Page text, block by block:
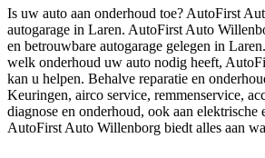
Is uw auto aan onderhoud toe? AutoFirst
autogarage in Laren. AutoFirst Auto
en betrouwbare autogarage gelegen in
welk onderhoud uw auto nodig heeft,
kan u helpen. Behalve reparatie en
Keuringen, airco service, remmenservice,
diagnose en onderhoud, ook aan elektrische
AutoFirst Auto Willenborg biedt alles aan